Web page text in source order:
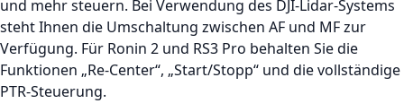
und mehr steuern. Bei Verwendung des DJI-Lidar-Systems
steht Ihnen die Umschaltung zwischen AF und MF zur
Verfügung. Für Ronin 2 und RS3 Pro behalten Sie die
Funktionen „Re-Center“, „Start/Stopp“ und die vollständige
PTR-Steuerung.